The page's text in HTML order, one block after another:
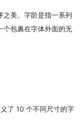
之美。字阶是指一系列
个包裹在字体外面的无
了 10 个不同尺寸的字